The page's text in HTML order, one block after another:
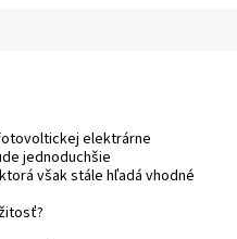
elektrárne
jednoduchšie
však stále hľadá vhodné